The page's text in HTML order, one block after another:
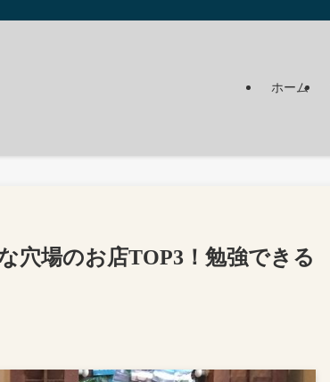
ホーム
穴場のお店TOP3！勉強できる